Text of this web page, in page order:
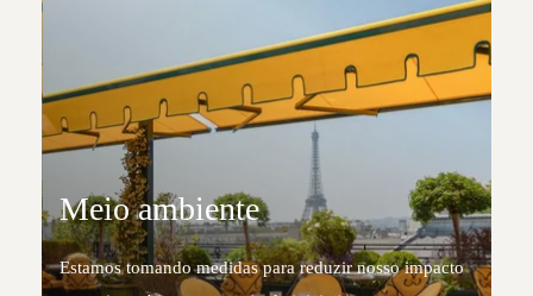
Meio ambiente
Estamos tomando medidas para reduzir nosso impacto